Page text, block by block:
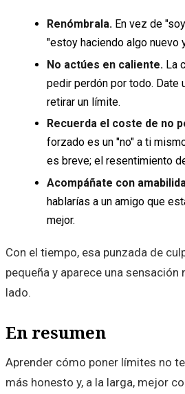
Renómbrala. En vez de
"estoy haciendo algo nuevo
No actúes en caliente. La
pedir perdón por todo. Date
retirar un límite.
Recuerda el coste de no
forzado es un "no" a ti
es breve; el resentimiento
Acompáñate con
hablarías a un amigo que
mejor.
Con el tiempo, esa punzada de
pequeña y aparece una sensación
lado.
En resumen
Aprender cómo poner límites no
más honesto y, a la larga, mejor